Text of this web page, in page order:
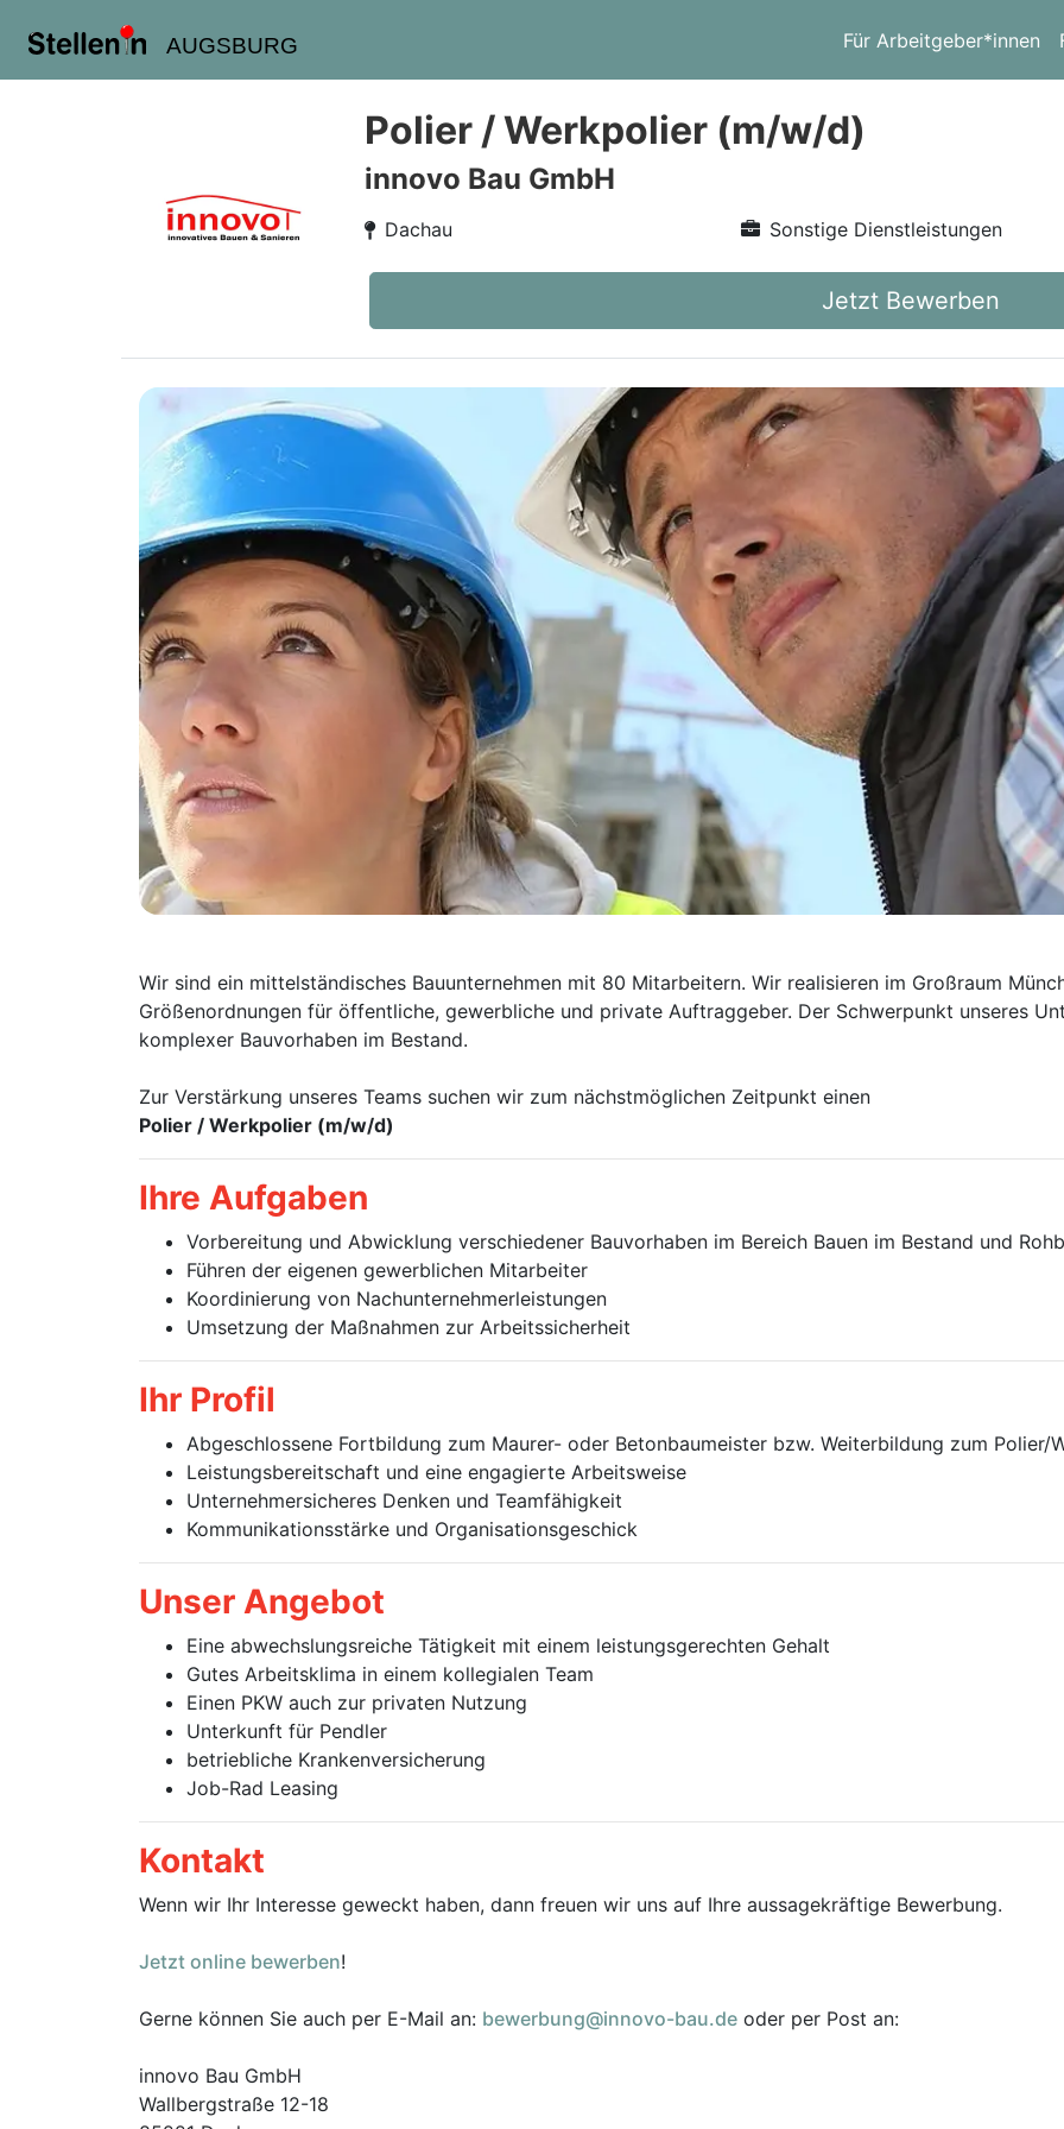
AUGSBURG Für Arbeitgeber*innen
Polier / Werkpolier (m/w/d)
innovo Bau GmbH
Dachau Sonstige Dienstleistungen
Jetzt Bewerben
Wir sind ein mittelständisches Bauunternehmen mit 80 Mitarbeitern. Wir realisieren im Großraum
Größenordnungen für öffentliche, gewerbliche und private Auftraggeber. Der Schwerpunkt unseres
komplexer Bauvorhaben im Bestand.
Zur Verstärkung unseres Teams suchen wir zum nächstmöglichen Zeitpunkt einen
Polier / Werkpolier (m/w/d)
Ihre Aufgaben
Vorbereitung und Abwicklung verschiedener Bauvorhaben im Bereich Bauen im Bestand und
Führen der eigenen gewerblichen Mitarbeiter
Koordinierung von Nachunternehmerleistungen
Umsetzung der Maßnahmen zur Arbeitssicherheit
Ihr Profil
Abgeschlossene Fortbildung zum Maurer- oder Betonbaumeister bzw. Weiterbildung zum Polier/
Leistungsbereitschaft und eine engagierte Arbeitsweise
Unternehmersicheres Denken und Teamfähigkeit
Kommunikationsstärke und Organisationsgeschick
Unser Angebot
Eine abwechslungsreiche Tätigkeit mit einem leistungsgerechten Gehalt
Gutes Arbeitsklima in einem kollegialen Team
Einen PKW auch zur privaten Nutzung
Unterkunft für Pendler
betriebliche Krankenversicherung
Job-Rad Leasing
Kontakt
Wenn wir Ihr Interesse geweckt haben, dann freuen wir uns auf Ihre aussagekräftige Bewerbung.
Jetzt online bewerben!
Gerne können Sie auch per E-Mail an: bewerbung@innovo-bau.de oder per Post an:
innovo Bau GmbH
Wallbergstraße 12-18